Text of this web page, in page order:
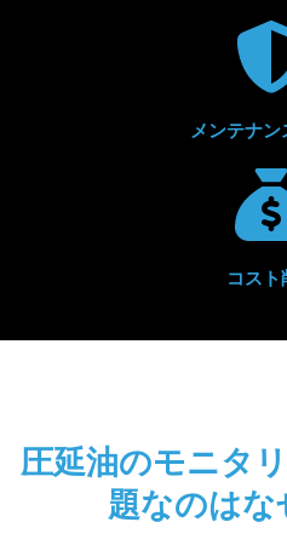
メンテナン
コスト
圧延油のモニタ
題なのは